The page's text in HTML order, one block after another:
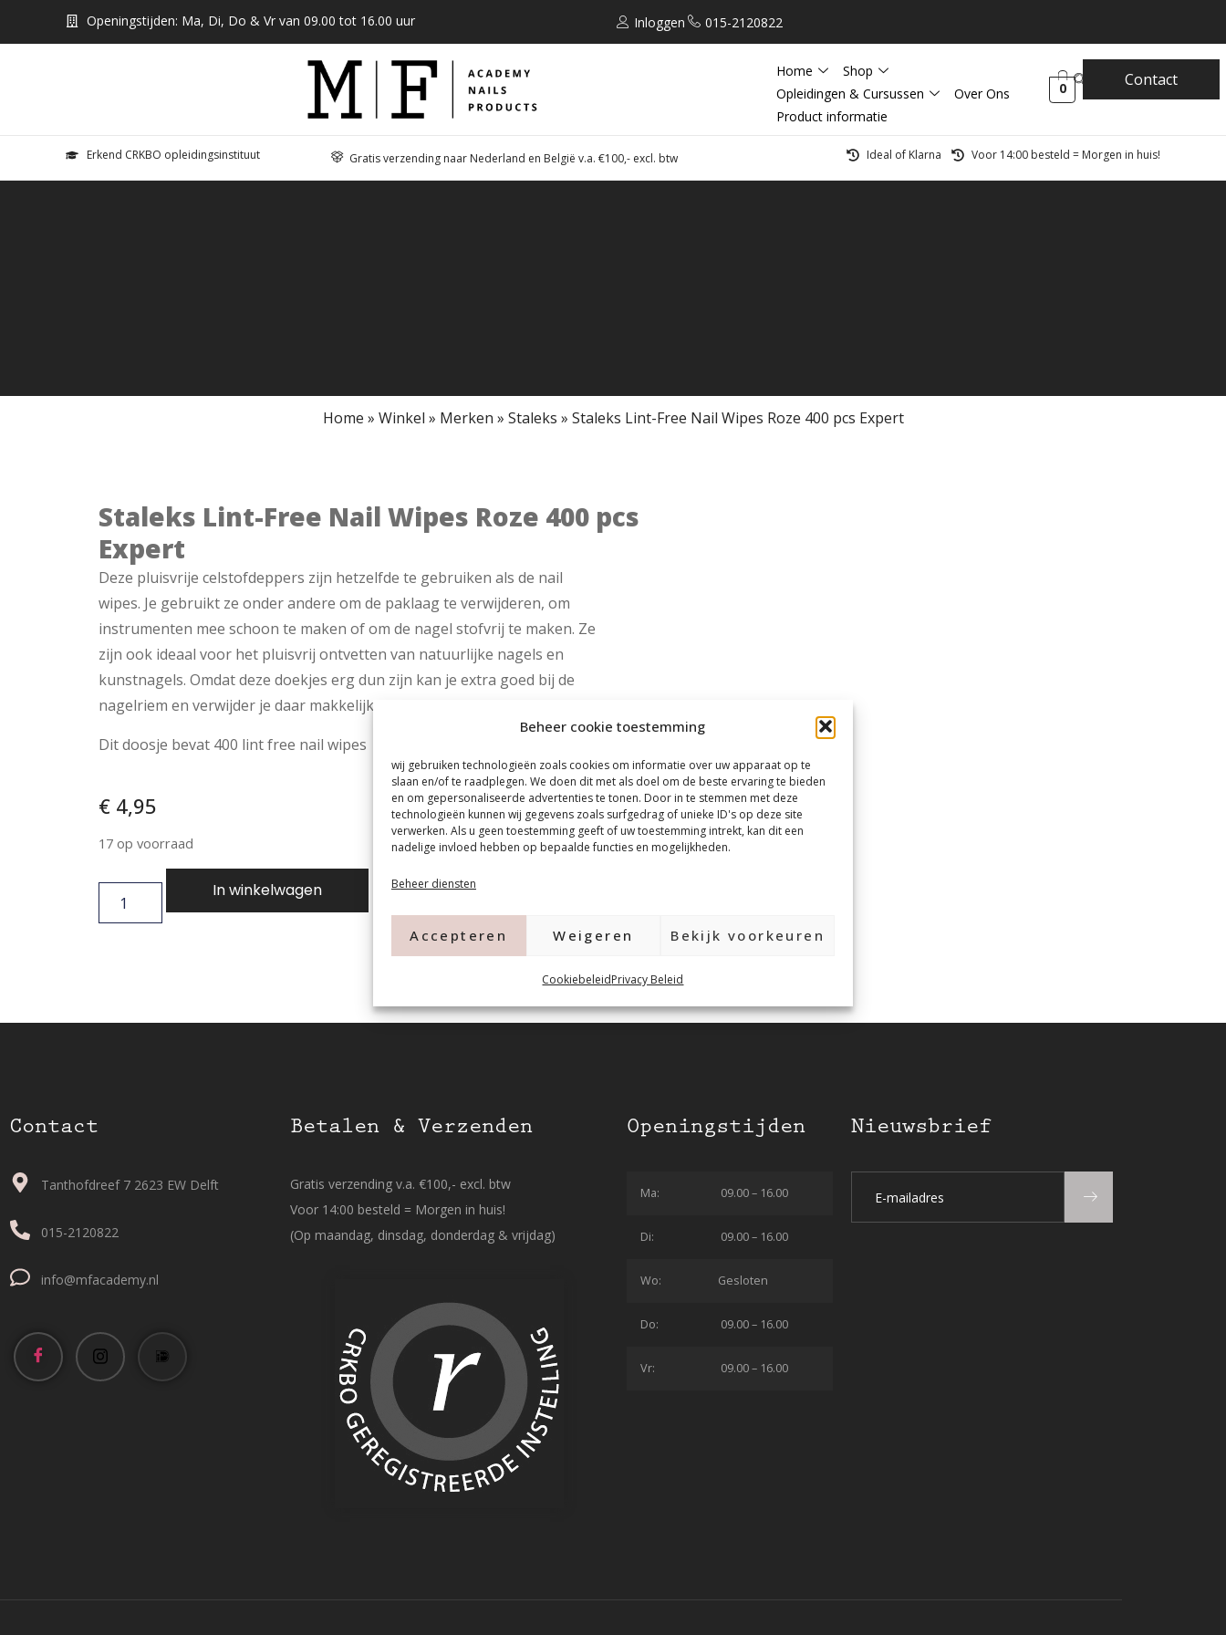
Beheer cookie toestemming
wij gebruiken technologieën zoals cookies om informatie over uw apparaat op te
slaan en/of te raadplegen. We doen dit met als doel om de beste ervaring te bieden
en om gepersonaliseerde advertenties te tonen. Door in te stemmen met deze
technologieën kunnen wij gegevens zoals surfgedrag of unieke ID's op deze site
verwerken. Als u geen toestemming geeft of uw toestemming intrekt, kan dit een
nadelige invloed hebben op bepaalde functies en mogelijkheden.
Beheer diensten
Accepteren Weigeren Bekijk voorkeuren
CookiebeleidPrivacy Beleid
Openingstijden: Ma, Di, Do & Vr van 09.00 tot 16.00 uur Inloggen 015-2120822
Home
Shop
Opleidingen & Cursussen
Over Ons
Product informatie
0 Contact
Erkend CRKBO opleidingsinstituut Gratis verzending naar Nederland en België v.a. €100,- excl. btw Ideal of Klarna Voor 14:00 besteld = Morgen in huis!
Home » Winkel » Merken » Staleks » Staleks Lint-Free Nail Wipes Roze 400 pcs Expert
Staleks Lint-Free Nail Wipes Roze 400 pcs
Expert
Deze pluisvrije celstofdeppers zijn hetzelfde te gebruiken als de nail
wipes. Je gebruikt ze onder andere om de paklaag te verwijderen, om
instrumenten mee schoon te maken of om de nagel stofvrij te maken. Ze
zijn ook ideaal voor het pluisvrij ontvetten van natuurlijke nagels en
kunstnagels. Omdat deze doekjes erg dun zijn kan je extra goed bij de
nagelriem en verwijder je daar makkelijker stof.
Dit doosje bevat 400 lint free nail wipes
€4,95
17 op voorraad
In winkelwagen
Contact
Tanthofdreef 7 2623 EW Delft
015-2120822
info@mfacademy.nl
Betalen & Verzenden
Gratis verzending v.a. €100,- excl. btw
Voor 14:00 besteld = Morgen in huis!
(Op maandag, dinsdag, donderdag & vrijdag)
Openingstijden
Ma: 09.00 – 16.00
Di: 09.00 – 16.00
Wo: Gesloten
Do: 09.00 – 16.00
Vr: 09.00 – 16.00
Nieuwsbrief